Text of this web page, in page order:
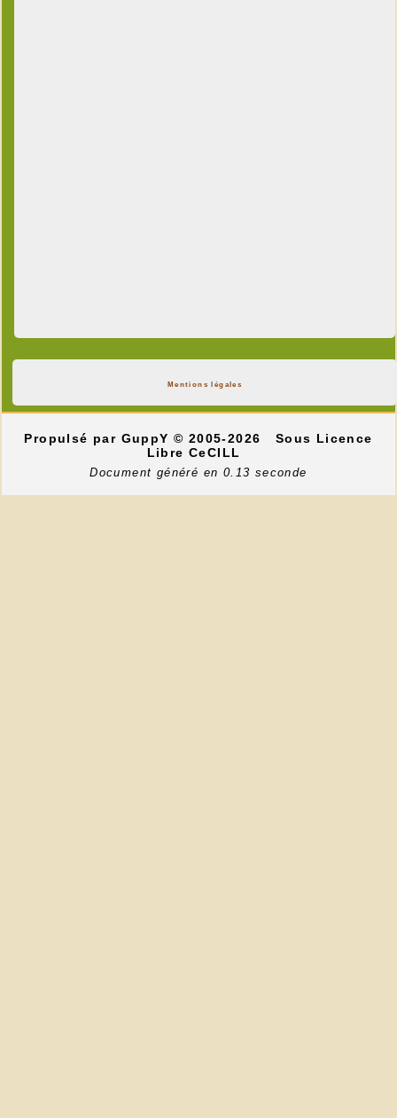
Mentions légales
Propulsé par GuppY© 2005-2026
Sous Licence
Libre CeCILL
Document généré en 0.13 seconde